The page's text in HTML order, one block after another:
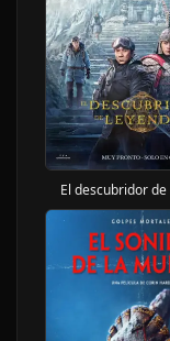
El descubridor